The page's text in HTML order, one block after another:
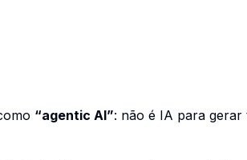
“agentic AI”: não é IA para